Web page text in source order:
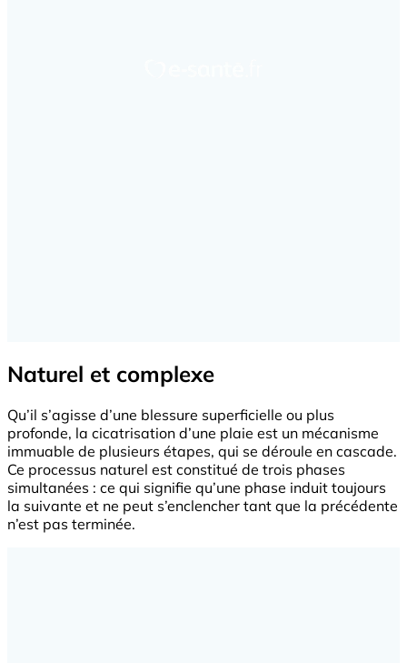
Naturel et complexe
Qu’il s’agisse d’une blessure superficielle ou plus
profonde, la cicatrisation d’une plaie est un mécanisme
immuable de plusieurs étapes, qui se déroule en cascade.
Ce processus naturel est constitué de trois phases
simultanées : ce qui signifie qu’une phase induit toujours
la suivante et ne peut s’enclencher tant que la précédente
n’est pas terminée.